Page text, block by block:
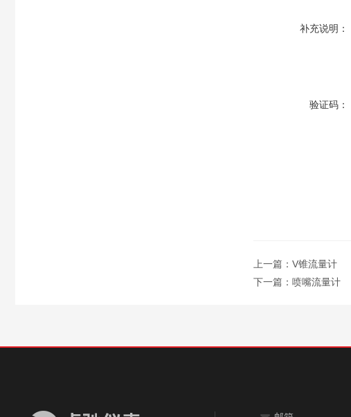
补充说明：
验证码：
上一篇： V锥流量计
下一篇： 喷嘴流量计